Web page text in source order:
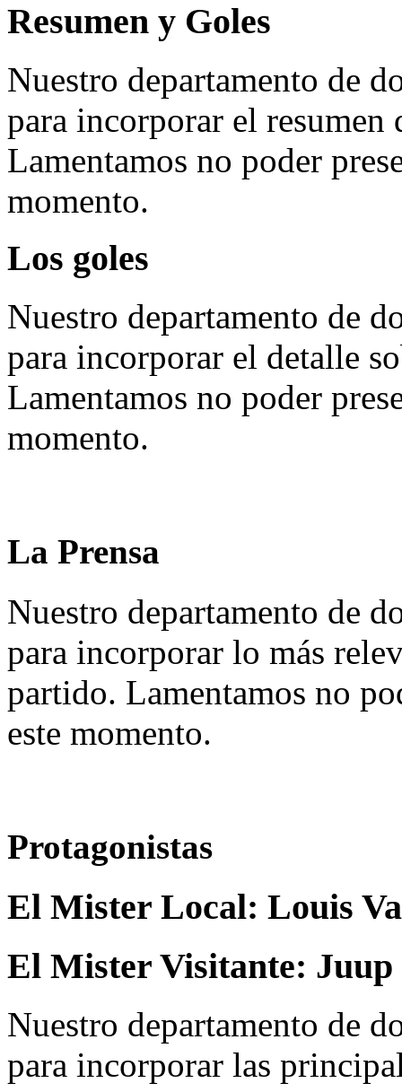
Resumen y Goles
Nuestro departamento de
para incorporar el
Lamentamos no poder
momento.
Los goles
Nuestro departamento de
para incorporar el detalle
Lamentamos no poder
momento.
La Prensa
Nuestro departamento de
para incorporar lo más
partido. Lamentamos no
este momento.
Protagonistas
El Mister Local: Louis
El Mister Visitante: Juup
Nuestro departamento de
para incorporar las